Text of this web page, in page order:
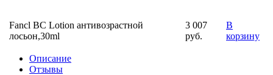
Fancl BC Lotion антивозрастной
лосьон,30ml
3 007
руб.
В
корзину
Описание
Отзывы